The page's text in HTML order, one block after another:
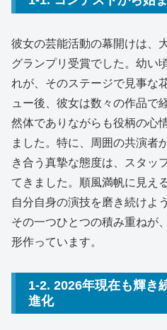
彼女の芸能活動の幕開けは、
グランプリ受賞でした。幼い
れが、そのステージで見事な
ュー後、彼女は数々の作品で
然体でありながらも役柄の心
ました。特に、周囲の共演者
き合う真摯な態度は、スタッ
てきました。順風満帆に見え
自分自身の演技を磨き続けよ
その一つひとつの積み重ねが
形作っています。
1-2. 2026年現在も輝き
進化